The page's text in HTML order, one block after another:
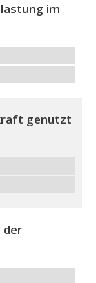
im
genutzt
der